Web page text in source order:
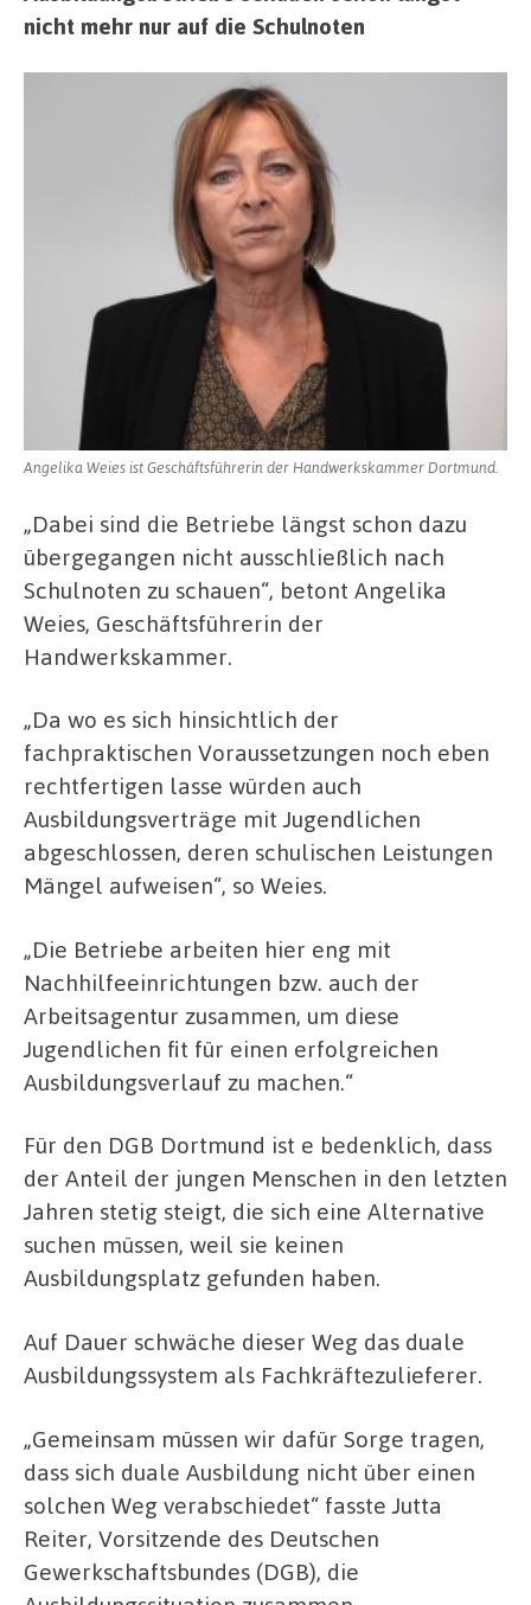
nicht mehr nur auf die Schulnoten
Angelika Weies ist Geschäftsführerin der Handwerkskammer Dortmund.
„Dabei sind die Betriebe längst schon dazu
übergegangen nicht ausschließlich nach
Schulnoten zu schauen“, betont Angelika
Weies, Geschäftsführerin der
Handwerkskammer.
„Da wo es sich hinsichtlich der
fachpraktischen Voraussetzungen noch eben
rechtfertigen lasse würden auch
Ausbildungsverträge mit Jugendlichen
abgeschlossen, deren schulischen Leistungen
Mängel aufweisen“, so Weies.
„Die Betriebe arbeiten hier eng mit
Nachhilfeeinrichtungen bzw. auch der
Arbeitsagentur zusammen, um diese
Jugendlichen fit für einen erfolgreichen
Ausbildungsverlauf zu machen.“
Für den DGB Dortmund ist e bedenklich, dass
der Anteil der jungen Menschen in den letzten
Jahren stetig steigt, die sich eine Alternative
suchen müssen, weil sie keinen
Ausbildungsplatz gefunden haben.
Auf Dauer schwäche dieser Weg das duale
Ausbildungssystem als Fachkräftezulieferer.
„Gemeinsam müssen wir dafür Sorge tragen,
dass sich duale Ausbildung nicht über einen
solchen Weg verabschiedet“ fasste Jutta
Reiter, Vorsitzende des Deutschen
Gewerkschaftsbundes (DGB), die